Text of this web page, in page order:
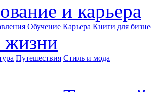
и карьера
Обучение Карьера Книги для
жизни
Путешествия Стиль и мода